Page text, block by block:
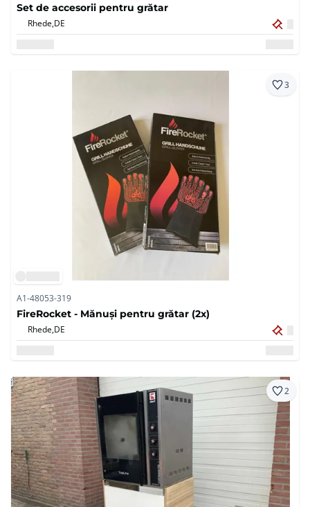
Set de accesorii pentru grătar
Rhede,DE
3
A1-48053-319
FireRocket - Mănuși pentru grătar (2x)
Rhede,DE
2